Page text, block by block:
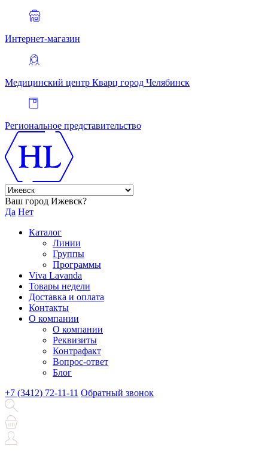
Интернет-магазин
Медицинский центр Кварц город Челябинск
Региональное представительство
Ваш город Ижевск?
Да Нет
Каталог
Линии
Группы
Программы
Viva Lavanda
Товары недели
Доставка и оплата
Контакты
О компании
О компании
Реквизиты
Контрафакт
Вопрос-ответ
Блог
+7 (3412) 72-11-11 Обратный звонок